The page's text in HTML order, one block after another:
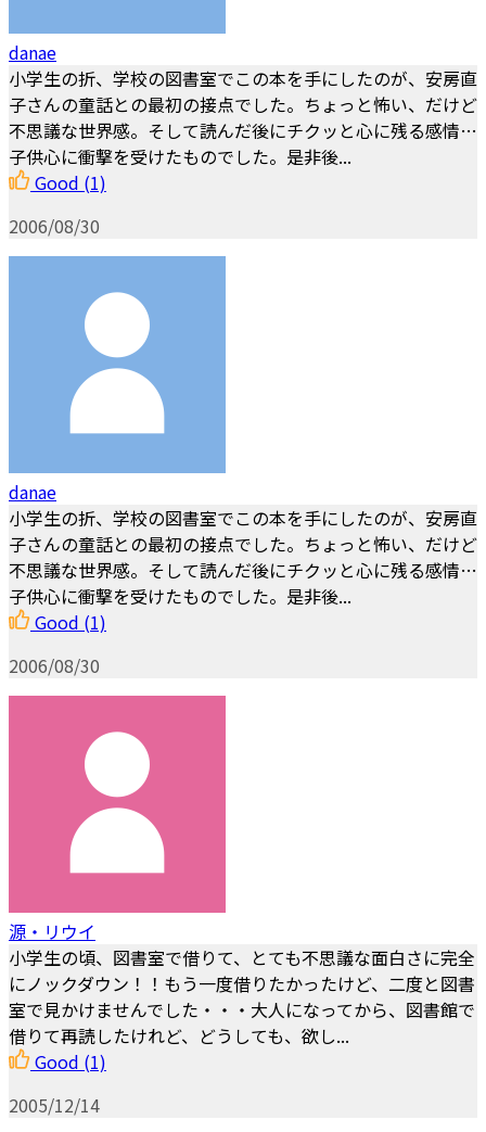
danae
小学生の折、学校の図書室でこの本を手にしたのが、安房直
子さんの童話との最初の接点でした。ちょっと怖い、だけど
不思議な世界感。そして読んだ後にチクッと心に残る感情…
子供心に衝撃を受けたものでした。是非後...
Good (1)
2006/08/30
danae
小学生の折、学校の図書室でこの本を手にしたのが、安房直
子さんの童話との最初の接点でした。ちょっと怖い、だけど
不思議な世界感。そして読んだ後にチクッと心に残る感情…
子供心に衝撃を受けたものでした。是非後...
Good (1)
2006/08/30
源・リウイ
小学生の頃、図書室で借りて、とても不思議な面白さに完全
にノックダウン！！もう一度借りたかったけど、二度と図書
室で見かけませんでした・・・大人になってから、図書館で
借りて再読したけれど、どうしても、欲し...
Good (1)
2005/12/14